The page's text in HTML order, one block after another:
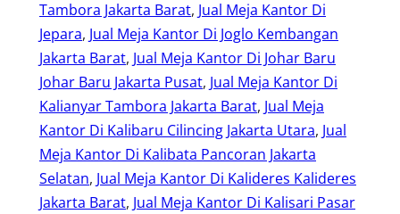
Tambora Jakarta Barat, Jual Meja Kantor Di
Jepara, Jual Meja Kantor Di Joglo Kembangan
Jakarta Barat, Jual Meja Kantor Di Johar Baru
Johar Baru Jakarta Pusat, Jual Meja Kantor Di
Kalianyar Tambora Jakarta Barat, Jual Meja
Kantor Di Kalibaru Cilincing Jakarta Utara, Jual
Meja Kantor Di Kalibata Pancoran Jakarta
Selatan, Jual Meja Kantor Di Kalideres Kalideres
Jakarta Barat, Jual Meja Kantor Di Kalisari Pasar